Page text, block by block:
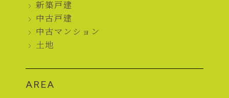
新築戸建
中古戸建
中古マンション
土地
AREA